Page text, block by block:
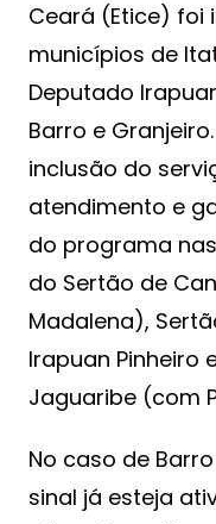
Ceará (Etice) foi
municípios de
Deputado
Barro e
inclusão do
atendimento e
do programa
do Sertão de
Madalena),
Irapuan Pinheiro
Jaguaribe (com
No caso de
sinal já esteja